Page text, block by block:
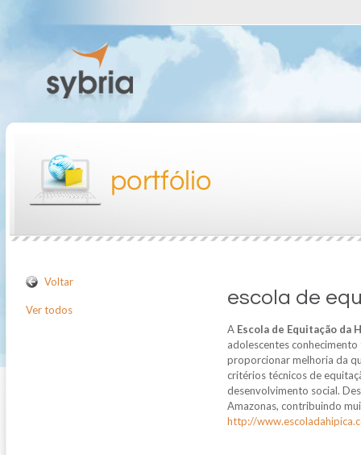
Voltar
Ver todos
escola de
A Escola de Equitação da
adolescentes
proporcionar melhoria da
critérios técnicos de
desenvolvimento social.
Amazonas, contribuindo
http://